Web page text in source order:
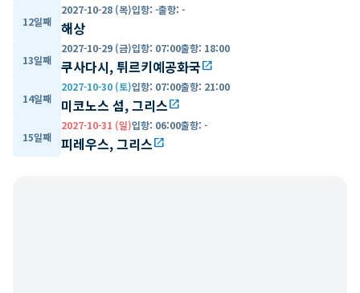
12일째
2027-10-28 (목)입항: -출항: -
해상
13일째
2027-10-29 (금)입항: 07:00출항: 18:00
쿠사다시, 튀르키예공화국open_in_new
14일째
2027-10-30 (토)입항: 07:00출항: 21:00
미코노스 섬, 그리스open_in_new
15일째
2027-10-31 (일)입항: 06:00출항: -
피레우스, 그리스open_in_new